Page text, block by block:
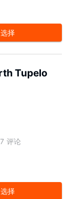
选择
Tupelo
评论
选择